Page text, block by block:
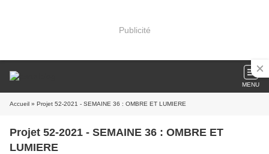
Publicité
MENU
Accueil » Projet 52-2021 - SEMAINE 36 : OMBRE ET LUMIERE
Projet 52-2021 - SEMAINE 36 : OMBRE ET
LUMIERE